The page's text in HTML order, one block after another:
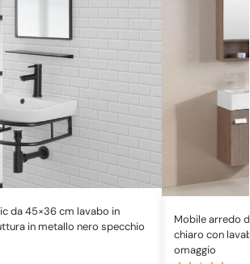
da 45×36 cm lavabo in
in metallo nero specchio
Mobile arredo
chiaro con
omaggio